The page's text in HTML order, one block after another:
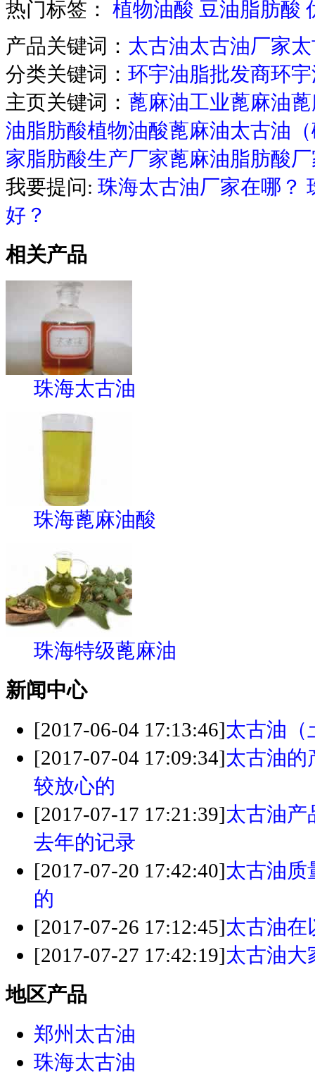
热门标签： 植物油酸 豆油脂肪酸
产品关键词： 太古油太古油厂家
分类关键词： 环宇油脂批发商环
主页关键词： 蓖麻油工业蓖麻油
油脂肪酸植物油酸蓖麻油太古油
家脂肪酸生产厂家蓖麻油脂肪酸
我要提问: 珠海太古油厂家在哪？
好？
相关产品
珠海太古油
珠海蓖麻油酸
珠海特级蓖麻油
新闻中心
[2017-06-04 17:13:46]太古油（
[2017-07-04 17:09:34]太古油的
较放心的
[2017-07-17 17:21:39]太古油产
去年的记录
[2017-07-20 17:42:40]太古油质
的
[2017-07-26 17:12:45]太古油在
[2017-07-27 17:42:19]太古油大
地区产品
郑州太古油
珠海太古油